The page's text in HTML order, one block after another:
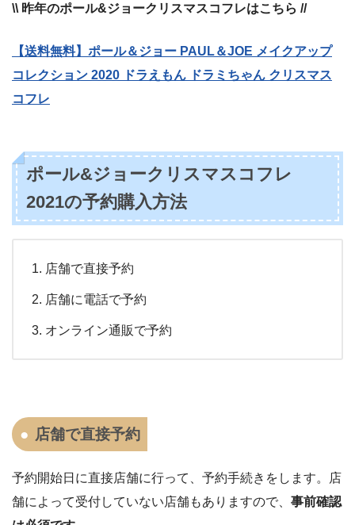
\\ 昨年のポール&ジョークリスマスコフレはこちら //
【送料無料】ポール＆ジョー PAUL＆JOE メイクアップ
コレクション 2020 ドラえもん ドラミちゃん クリスマス
コフレ
ポール&ジョークリスマスコフレ
2021の予約購入方法
店舗で直接予約
店舗に電話で予約
オンライン通販で予約
店舗で直接予約
予約開始日に直接店舗に行って、予約手続きをします。店
舗によって受付していない店舗もありますので、 事前確認